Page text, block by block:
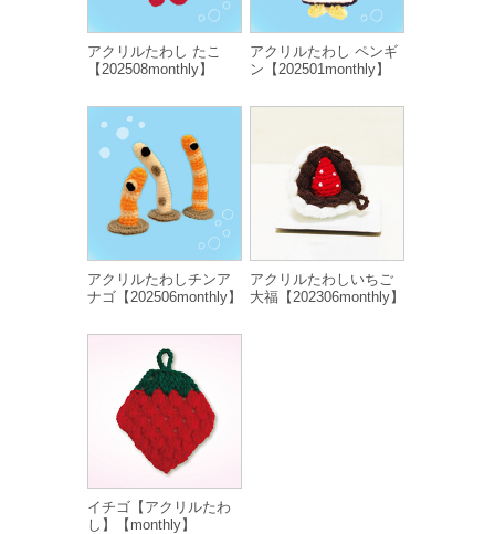
アクリルたわし たこ
【202508monthly】
アクリルたわし ペンギ
ン【202501monthly】
アクリルたわしチンア
ナゴ【202506monthly】
アクリルたわしいちご
大福【202306monthly】
イチゴ【アクリルたわ
し】【monthly】